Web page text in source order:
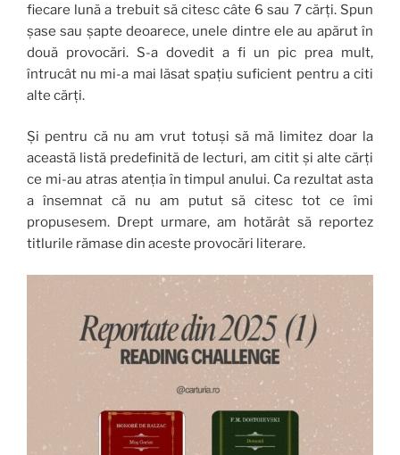
fiecare lună a trebuit să citesc câte 6 sau 7 cărți. Spun
șase sau șapte deoarece, unele dintre ele au apărut în
două provocări. S-a dovedit a fi un pic prea mult,
întrucât nu mi-a mai lăsat spațiu suficient pentru a citi
alte cărți.
Și pentru că nu am vrut totuși să mă limitez doar la
această listă predefinită de lecturi, am citit și alte cărți
ce mi-au atras atenția în timpul anului. Ca rezultat asta
a însemnat că nu am putut să citesc tot ce îmi
propusesem. Drept urmare, am hotărât să reportez
titlurile rămase din aceste provocări literare.